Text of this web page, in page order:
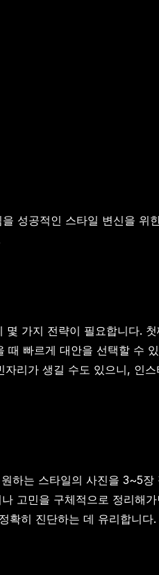
성공적인 스타일 변신을 위
가지 전략이 필요합니다.
빠르게 대안을 선택할 수
리가 생길 수도 있으니, 인
하는 스타일의 사진을 3~5장
고민을 구체적으로 정리해
확히 진단하는 데 유리합니다.